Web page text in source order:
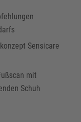
Sensicare
mit
Schuh